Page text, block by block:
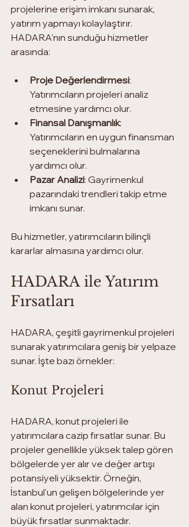
projelerine erişim imkanı sunarak,
yatırım yapmayı kolaylaştırır.
HADARA'nın sunduğu hizmetler
arasında:
Proje Değerlendirmesi:
Yatırımcıların projeleri analiz
etmesine yardımcı olur.
Finansal Danışmanlık:
Yatırımcıların en uygun finansman
seçeneklerini bulmalarına
yardımcı olur.
Pazar Analizi: Gayrimenkul
pazarındaki trendleri takip etme
imkanı sunar.
Bu hizmetler, yatırımcıların bilinçli
kararlar almasına yardımcı olur.
HADARA ile Yatırım
Fırsatları
HADARA, çeşitli gayrimenkul projeleri
sunarak yatırımcılara geniş bir yelpaze
sunar. İşte bazı örnekler:
Konut Projeleri
HADARA, konut projeleri ile
yatırımcılara cazip fırsatlar sunar. Bu
projeler genellikle yüksek talep gören
bölgelerde yer alır ve değer artışı
potansiyeli yüksektir. Örneğin,
İstanbul'un gelişen bölgelerinde yer
alan konut projeleri, yatırımcılar için
büyük fırsatlar sunmaktadır.